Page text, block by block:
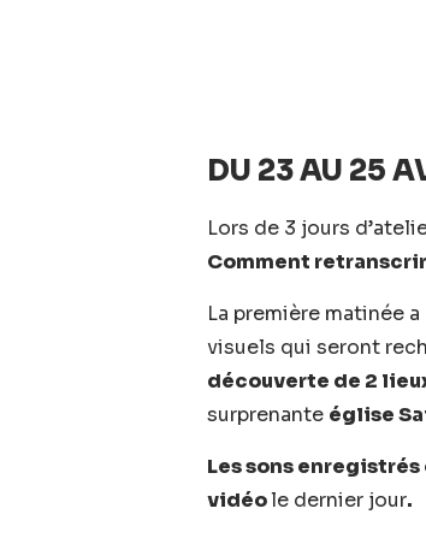
DU 23 AU 25
Lors de 3 jours
Comment
La première matinée
visuels qui seront
découverte de 2
surprenante église
Les sons
vidéole dernier jour.